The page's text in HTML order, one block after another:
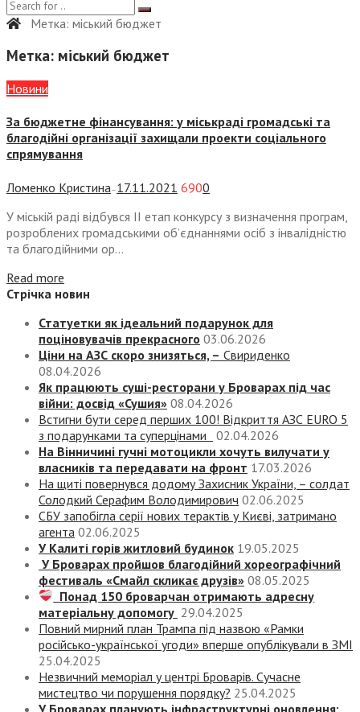
Метка: міський бюджет
Метка: міський бюджет
Новини
За бюджетне фінансування: у міськраді громадські та
благодійні організації захищали проекти соціального
спрямування
Ломенко Кристина — 17.11.2021 6900
У міській раді відбувся ІІ етап конкурсу з визначення програм,
розроблених громадськими об’єднаннями осіб з інвалідністю
та благодійними ор...
Read more
Стрічка новин
Статуетки як ідеальний подарунок для
поціновувачів прекрасного 03.06.2026
Ціни на АЗС скоро знизяться, – Свириденко
08.04.2026
Як працюють суші-ресторани у Броварах під час
війни: досвід «Сушия» 08.04.2026
Встигни бути серед перших 100! Відкриття АЗС EURO 5
з подарунками та суперцінами
02.04.2026
На Вінничині гучні мотоцикли хочуть вилучати у
власників та передавати на фронт 17.03.2026
На щиті повернувся додому Захисник України, – солдат
Солодкий Серафим Володимирович 02.06.2025
СБУ запобігла серії нових терактів у Києві, затримано
агента 02.06.2025
У Калиті горів житловий будинок 19.05.2025
У Броварах пройшов благодійний хореографічний
фестиваль «Смайл скликає друзів» 08.05.2025
Понад 150 броварчан отримають адресну
матеріальну допомогу 29.04.2025
Повний мирний план Трампа під назвою «‎Рамки
російсько-української угоди» вперше опублікували в ЗМІ
25.04.2025
Незвичний меморіал у центрі Броварів. Сучасне
мистецтво чи порушення порядку? 25.04.2025
У Броварах планують інфраструктурні оновлення: